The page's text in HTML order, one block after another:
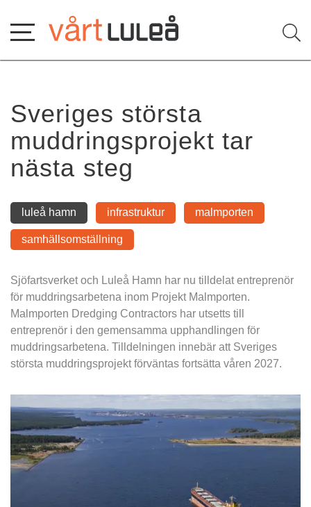
innehåll
Sveriges största
muddringsprojekt tar
nästa steg
luleå hamn infrastruktur malmporten
samhällsomställning
Sjöfartsverket och Luleå Hamn har nu tilldelat entreprenör
för muddringsarbetena inom Projekt Malmporten.
Malmporten Dredging Contractors har utsetts till
entreprenör i den gemensamma upphandlingen för
muddringsarbetena. Tilldelningen innebär att Sveriges
största muddringsprojekt förväntas fortsätta våren 2027.